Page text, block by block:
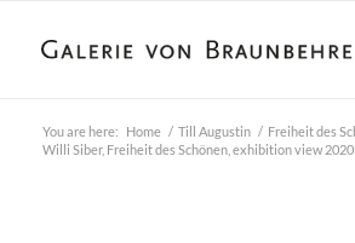
You are here: Home / Till Augustin / Freiheit des
Willi Siber, Freiheit des Schönen, exhibition view 2020